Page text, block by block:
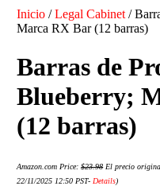
Inicio /Legal Cabinet /
Marca RX Bar (12 barras)
Barras de
Blueberry;
(12 barras)
Amazon.com Price:$23.98 El precio
22/11/2025 12:50 PST- Details)